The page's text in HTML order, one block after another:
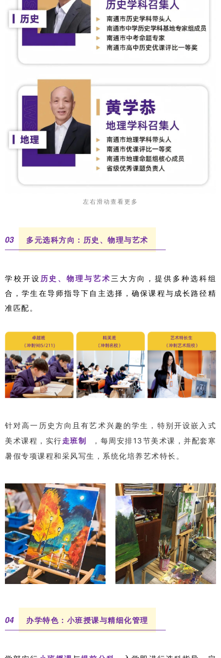
左右滑动查看更多
03 多元选科方向：历史、物理与艺术
学校开设历史、物理与艺术三大方向，提供多种选科组
合，学生在导师指导下自主选择，确保课程与成长路径精
准匹配。
针对高一历史方向且有艺术兴趣的学生，特别开设嵌入式
美术课程，实行走班制
，每周安排13节美术课，并配套寒
暑假专项课程和采风写生，系统化培养艺术特长。
04 办学特色：小班授课与精细化管理